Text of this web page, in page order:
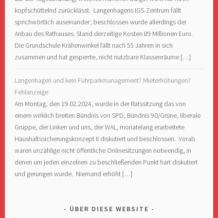
kopfschüttelnd zurücklässt. Langenhagens IGS-Zentrum fällt
sprichwörtlich auseinander; beschlossen wurde allerdings der
Anbau des Rathauses. Stand derzeitige Kosten 89 Millionen Euro.
Die Grundschule Krähenwinkel fällt nach 55 Jahren in sich
zusammen und hat gesperrte, nicht nutzbare Klassenräume […]
Langenhagen und kein Fuhrparkmanagement? Mieterhöhungen?
Fehlanzeige
Am Montag, den 19.02.2024, wurde in der Ratssitzung das von
einem wirklich breiten Bündnis von SPD, Bündnis 90/Grüne, liberale
Gruppe, der Linken und uns, der WAL, monatelang erarbeitete
Haushaltssicherungskonzept II diskutiert und beschlossen. Vorab
waren unzählige nicht öffentliche Onlinesitzungen notwendig, in
denen um jeden einzelnen zu beschließenden Punkt hart diskutiert
und gerungen wurde. Niemand erhöht […]
ÜBER DIESE WEBSITE